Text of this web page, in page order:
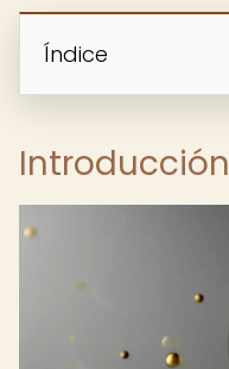
Índice
Introducción